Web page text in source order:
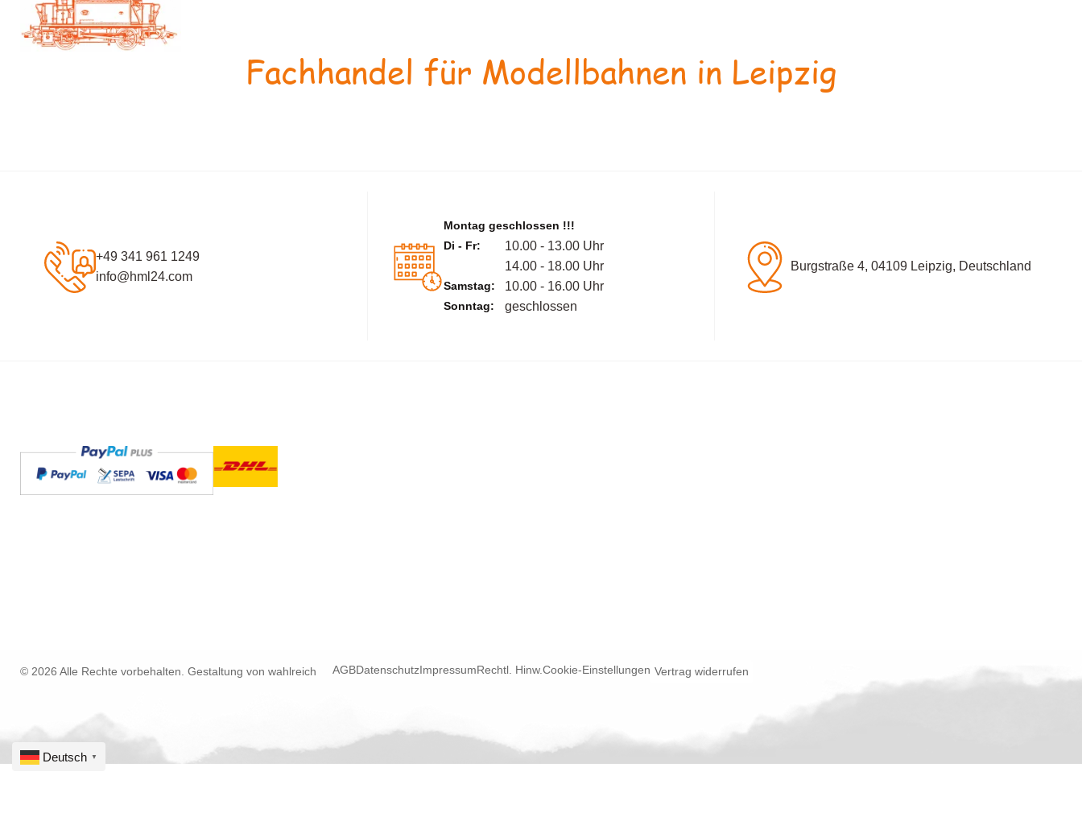
Fachhandel für Modellbahnen in Leipzig
+49 341 961 1249
info@hml24.com
Montag geschlossen !!!
Di - Fr:
10.00 - 13.00 Uhr
14.00 - 18.00 Uhr
Samstag: 10.00 - 16.00 Uhr
Sonntag: geschlossen
Burgstraße 4, 04109 Leipzig, Deutschland
© 2026 Alle Rechte vorbehalten. Gestaltung von wahlreich AGBDatenschutzImpressumRechtl. Hinw.Cookie-Einstellungen Vertrag widerrufen
Deutsch ▼